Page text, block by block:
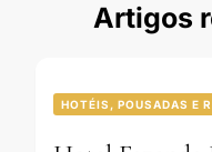
Artigos
HOTÉIS, POUSADAS E